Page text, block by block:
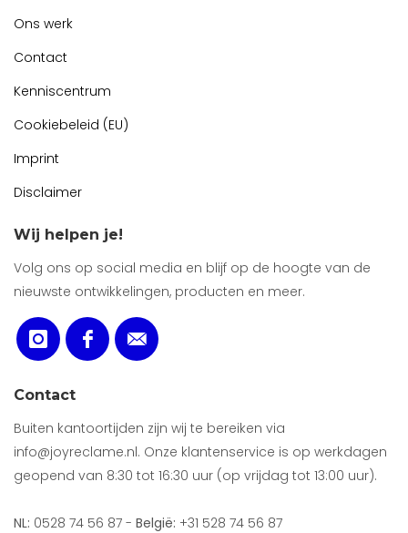
Ons werk
Contact
Kenniscentrum
Cookiebeleid (EU)
Imprint
Disclaimer
Wij helpen je!
Volg ons op social media en blijf op de hoogte van de
nieuwste ontwikkelingen, producten en meer.
Contact
Buiten kantoortijden zijn wij te bereiken via
info@joyreclame.nl. Onze klantenservice is op werkdagen
geopend van 8:30 tot 16:30 uur (op vrijdag tot 13:00 uur).
NL: 0528 74 56 87 - België: +31 528 74 56 87